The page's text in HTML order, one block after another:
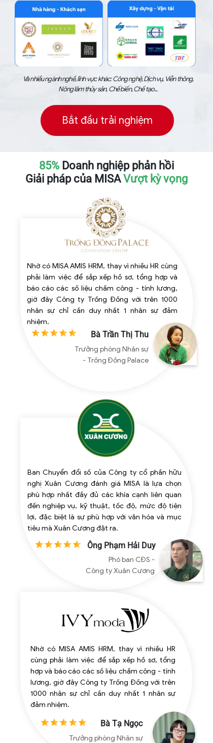
Bắt đầu trải nghiệm
Và nhiều ngành nghề, lĩnh vực khác: Công nghệ, Dịch vụ, Viễn thông,
Nông lâm thủy sản, Chế biến, Chế tạo...
Ông Phạm Hải Duy
Phó ban CĐS -
Công ty Xuân Cương
Ban Chuyển đổi số của Công ty cổ phần hữu
nghị Xuân Cương đánh giá MISA là lựa chọn
phù hợp nhất đầy đủ các khía cạnh liên quan
đến nghiệp vụ, kỹ thuật, tốc độ, mức độ tiện
lợi, đặc biệt là sự phù hợp với văn hóa và mục
tiêu mà Xuân Cương đặt ra.
Bà Tạ Ngọc
Trưởng phòng Nhân sự
Nhờ có MISA AMIS HRM, thay vì nhiều HR
cùng phải làm việc để sắp xếp hồ sơ, tổng
hợp và báo cáo các số liệu chấm công - tính
lương, giờ đây Công ty Trống Đồng với trên
1000 nhân sự chỉ cần duy nhất 1 nhân sự
đảm nhiệm.
85% Doanh nghiệp phản hồi
Giải pháp của MISAVượt kỳ vọng
Bà Trần Thị Thu
Trưởng phòng Nhân sự
- Trống Đồng Palace
Nhờ có MISA AMIS HRM, thay vì nhiều HR cùng
phải làm việc để sắp xếp hồ sơ, tổng hợp và
báo cáo các số liệu chấm công - tính lương,
giờ đây Công ty Trống Đồng với trên 1000
nhân sự chỉ cần duy nhất 1 nhân sự đảm
nhiệm.